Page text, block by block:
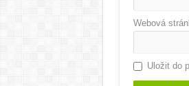
Webová
Uložit do